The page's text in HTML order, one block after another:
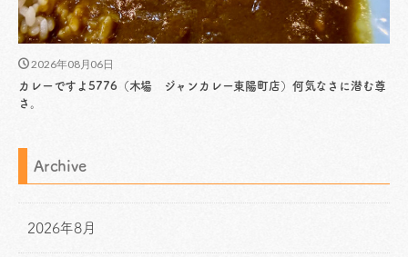
2026年08月06日
カレーですよ5776（木場 ジャンカレー東陽町店）何気なさに潜む尊
さ。
Archive
2026年8月